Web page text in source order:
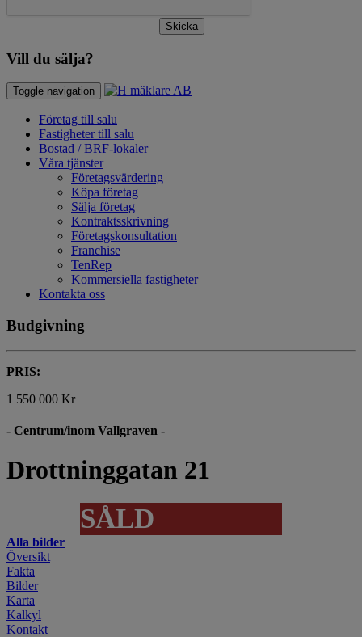
Skicka
Vill du sälja?
Toggle navigation
Företag till salu
Fastigheter till salu
Bostad / BRF-lokaler
Våra tjänster
Företagsvärdering
Köpa företag
Sälja företag
Kontraktsskrivning
Företagskonsultation
Franchise
TenRep
Kommersiella fastigheter
Kontakta oss
Budgivning
PRIS:
1 550 000 Kr
- Centrum/inom Vallgraven -
Drottninggatan 21
SÅLD
Alla bilder
Översikt
Fakta
Bilder
Karta
Kalkyl
Kontakt